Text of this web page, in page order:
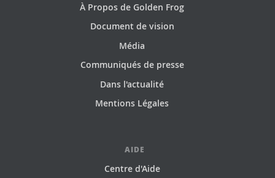
À Propos de Golden Frog
Document de vision
Média
Communiqués de presse
Dans l'actualité
Mentions Légales
AIDE
Centre d'Aide